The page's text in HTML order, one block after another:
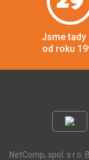
Jsme tady
od roku
NetComp, spol. s r.o.